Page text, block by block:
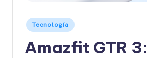
Publicado
en
Tecnología
Amazfit GTR 3: